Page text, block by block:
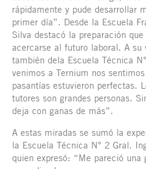
rápidamente y pude desarrollar
primer día”. Desde la Escuela
Silva destacó la preparación
acercarse al futuro laboral. A su
también dela Escuela Técnica
venimos a Ternium nos
pasantías estuvieron perfectas.
tutores son grandes personas.
deja con ganas de más”.
A estas miradas se sumó la
la Escuela Técnica N° 2 Gral.
quien expresó: “Me pareció una